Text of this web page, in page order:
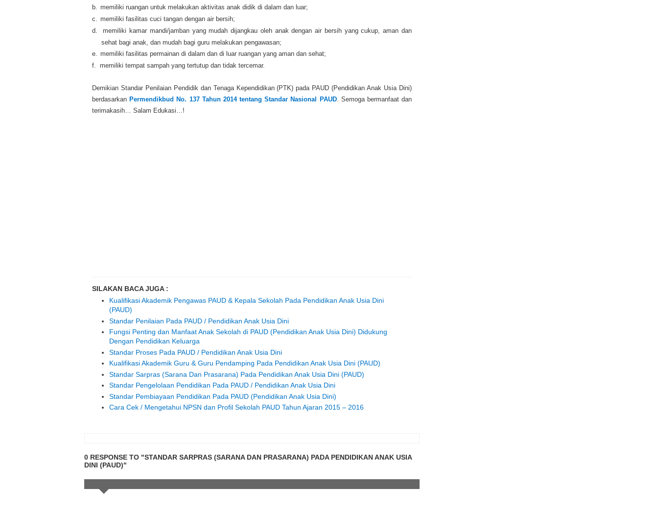
b. memiliki ruangan untuk melakukan aktivitas anak didik di dalam dan luar;
c. memiliki fasilitas cuci tangan dengan air bersih;
d.
memiliki kamar mandi/jamban yang mudah dijangkau oleh anak dengan air bersih yang cukup, aman dan
sehat bagi anak, dan mudah bagi guru melakukan pengawasan;
e. memiliki fasilitas permainan di dalam dan di luar ruangan yang aman dan sehat;
f. memiliki tempat sampah yang tertutup dan tidak tercemar.
Demikian Standar Penilaian Pendidik dan Tenaga Kependidikan (PTK) pada PAUD (Pendidikan Anak Usia Dini)
berdasarkan Permendikbud No. 137 Tahun 2014 tentang Standar Nasional PAUD. Semoga bermanfaat dan
terimakasih… Salam Edukasi…!
SILAKAN BACA JUGA :
Kualifikasi Akademik Pengawas PAUD & Kepala Sekolah Pada Pendidikan Anak Usia Dini
(PAUD)
Standar Penilaian Pada PAUD / Pendidikan Anak Usia Dini
Fungsi Penting dan Manfaat Anak Sekolah di PAUD (Pendidikan Anak Usia Dini) Didukung
Dengan Pendidikan Keluarga
Standar Proses Pada PAUD / Pendidikan Anak Usia Dini
Kualifikasi Akademik Guru & Guru Pendamping Pada Pendidikan Anak Usia Dini (PAUD)
Standar Sarpras (Sarana Dan Prasarana) Pada Pendidikan Anak Usia Dini (PAUD)
Standar Pengelolaan Pendidikan Pada PAUD / Pendidikan Anak Usia Dini
Standar Pembiayaan Pendidikan Pada PAUD (Pendidikan Anak Usia Dini)
Cara Cek / Mengetahui NPSN dan Profil Sekolah PAUD Tahun Ajaran 2015 – 2016
0 RESPONSE TO "STANDAR SARPRAS (SARANA DAN PRASARANA) PADA PENDIDIKAN ANAK USIA
DINI (PAUD)"